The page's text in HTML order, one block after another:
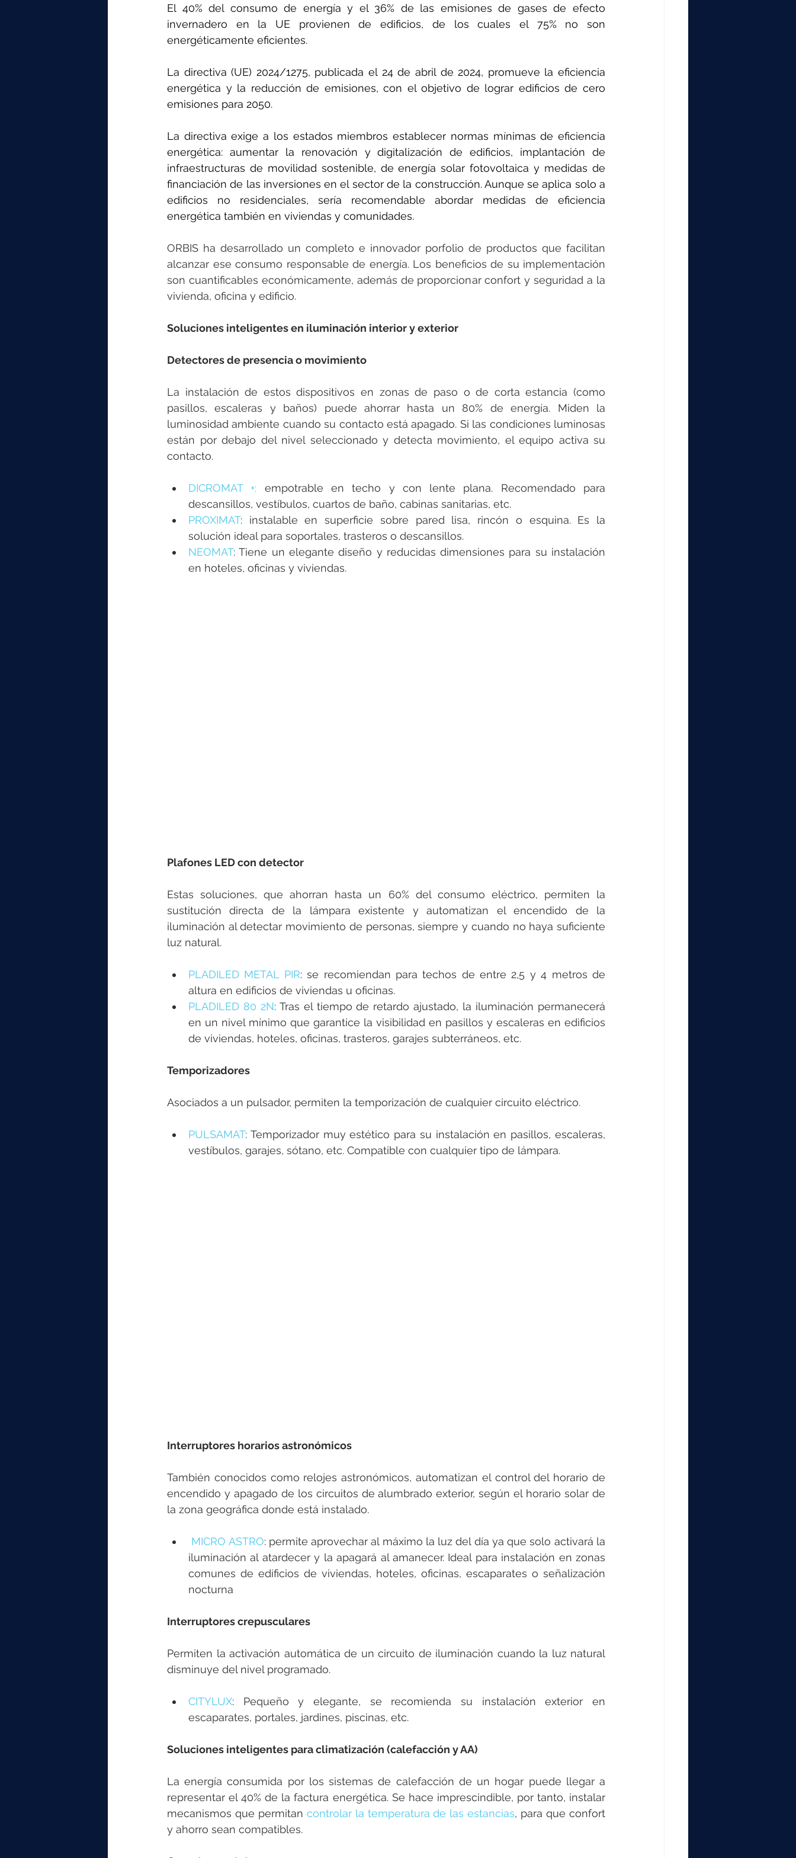
elektrotools-P065000
elektrotools-P045000 elektrotools-P01961 elektrotools-P064000
elektrotools-P099000 elektrotools-P046000
El 40% del consumo de energía y el 36% de las emisiones de gases de efecto
invernadero en la UE provienen de edificios, de los cuales el 75% no son
energéticamente eficientes.
La directiva (UE) 2024/1275, publicada el 24 de abril de 2024, promueve la eficiencia
energética y la reducción de emisiones, con el objetivo de lograr edificios de cero
emisiones para 2050.
La directiva exige a los estados miembros establecer normas mínimas de eficiencia
energética: aumentar la renovación y digitalización de edificios, implantación de
infraestructuras de movilidad sostenible, de energía solar fotovoltaica y medidas de
financiación de las inversiones en el sector de la construcción. Aunque se aplica solo a
edificios no residenciales, sería recomendable abordar medidas de eficiencia
energética también en viviendas y comunidades.
ORBIS ha desarrollado un completo e innovador porfolio de productos que facilitan
alcanzar ese consumo responsable de energía. Los beneficios de su implementación
son cuantificables económicamente, además de proporcionar confort y seguridad a la
vivienda, oficina y edificio.
Soluciones inteligentes en iluminación interior y exterior
Detectores de presencia o movimiento
La instalación de estos dispositivos en zonas de paso o de corta estancia (como
pasillos, escaleras y baños) puede ahorrar hasta un 80% de energía. Miden la
luminosidad ambiente cuando su contacto está apagado. Si las condiciones luminosas
están por debajo del nivel seleccionado y detecta movimiento, el equipo activa su
contacto.
DICROMAT +: empotrable en techo y con lente plana. Recomendado para
descansillos, vestíbulos, cuartos de baño, cabinas sanitarias, etc.
PROXIMAT: instalable en superficie sobre pared lisa, rincón o esquina. Es la
solución ideal para soportales, trasteros o descansillos.
NEOMAT: Tiene un elegante diseño y reducidas dimensiones para su instalación
en hoteles, oficinas y viviendas.
Plafones LED con detector
Estas soluciones, que ahorran hasta un 60% del consumo eléctrico, permiten la
sustitución directa de la lámpara existente y automatizan el encendido de la
iluminación al detectar movimiento de personas, siempre y cuando no haya suficiente
luz natural.
PLADILED METAL PIR: se recomiendan para techos de entre 2,5 y 4 metros de
altura en edificios de viviendas u oficinas.
PLADILED 80 2N: Tras el tiempo de retardo ajustado, la iluminación permanecerá
en un nivel mínimo que garantice la visibilidad en pasillos y escaleras en edificios
de viviendas, hoteles, oficinas, trasteros, garajes subterráneos, etc.
Temporizadores
Asociados a un pulsador, permiten la temporización de cualquier circuito eléctrico.
PULSAMAT: Temporizador muy estético para su instalación en pasillos, escaleras,
vestíbulos, garajes, sótano, etc. Compatible con cualquier tipo de lámpara.
Interruptores horarios astronómicos
También conocidos como relojes astronómicos, automatizan el control del horario de
encendido y apagado de los circuitos de alumbrado exterior, según el horario solar de
la zona geográfica donde está instalado.
MICRO ASTRO: permite aprovechar al máximo la luz del día ya que solo activará la
iluminación al atardecer y la apagará al amanecer. Ideal para instalación en zonas
comunes de edificios de viviendas, hoteles, oficinas, escaparates o señalización
nocturna
Interruptores crepusculares
Permiten la activación automática de un circuito de iluminación cuando la luz natural
disminuye del nivel programado.
CITYLUX: Pequeño y elegante, se recomienda su instalación exterior en
escaparates, portales, jardines, piscinas, etc.
Soluciones inteligentes para climatización (calefacción y AA)
La energía consumida por los sistemas de calefacción de un hogar puede llegar a
representar el 40% de la factura energética. Se hace imprescindible, por tanto, instalar
mecanismos que permitan controlar la temperatura de las estancias, para que confort
y ahorro sean compatibles.